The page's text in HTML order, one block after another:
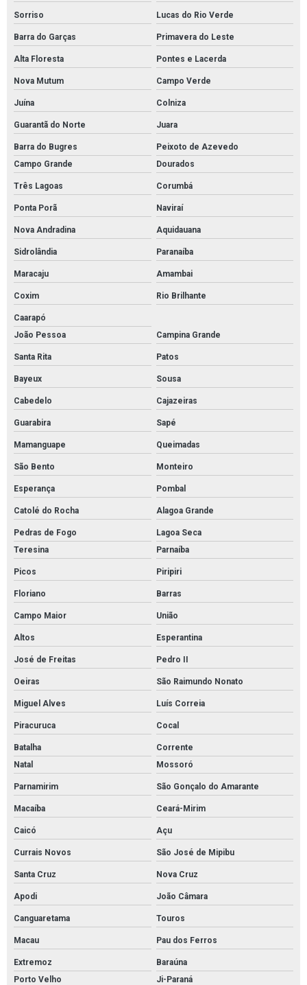
Sorriso Lucas do Rio Verde
Barra do Garças Primavera do Leste
Alta Floresta Pontes e Lacerda
Nova Mutum Campo Verde
Juína Colniza
Guarantã do Norte Juara
Barra do Bugres
Peixoto de Azevedo
Campo Grande
Dourados
Três Lagoas Corumbá
Ponta Porã Naviraí
Nova Andradina Aquidauana
Sidrolândia Paranaíba
Maracaju Amambai
Coxim Rio Brilhante
Caarapó
João Pessoa
Campina Grande
Santa Rita Patos
Bayeux Sousa
Cabedelo Cajazeiras
Guarabira Sapé
Mamanguape Queimadas
São Bento Monteiro
Esperança Pombal
Catolé do Rocha Alagoa Grande
Pedras de Fogo
Lagoa Seca
Teresina
Parnaíba
Picos Piripiri
Floriano Barras
Campo Maior União
Altos Esperantina
José de Freitas Pedro II
Oeiras São Raimundo Nonato
Miguel Alves Luís Correia
Piracuruca Cocal
Batalha
Corrente
Natal
Mossoró
Parnamirim São Gonçalo do Amarante
Macaíba Ceará-Mirim
Caicó Açu
Currais Novos São José de Mipibu
Santa Cruz Nova Cruz
Apodi João Câmara
Canguaretama Touros
Macau Pau dos Ferros
Extremoz
Baraúna
Porto Velho
Ji-Paraná